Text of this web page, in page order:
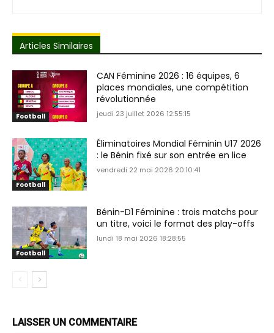
Articles Similaires
Football
CAN Féminine 2026 : 16 équipes, 6
places mondiales, une compétition
révolutionnée
jeudi 23 juillet 2026 12:55:15
Football
Éliminatoires Mondial Féminin U17 2026
: le Bénin fixé sur son entrée en lice
vendredi 22 mai 2026 20:10:41
Football
Bénin-D1 Féminine : trois matchs pour
un titre, voici le format des play-offs
lundi 18 mai 2026 18:28:55
LAISSER UN COMMENTAIRE